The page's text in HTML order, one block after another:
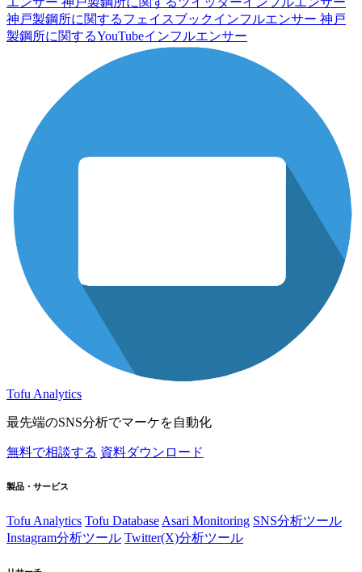
神戸製鋼所に関するフェイスブックインフルエンサー 神戸
製鋼所に関するYouTubeインフルエンサー
Tofu Analytics
最先端のSNS分析でマーケを自動化
無料で相談する 資料ダウンロード
製品・サービス
Tofu Analytics Tofu Database Asari Monitoring SNS分析ツール
Instagram分析ツール Twitter(X)分析ツール